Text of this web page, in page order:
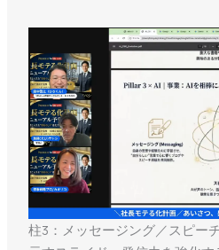
柱3：メッセージング／スピー